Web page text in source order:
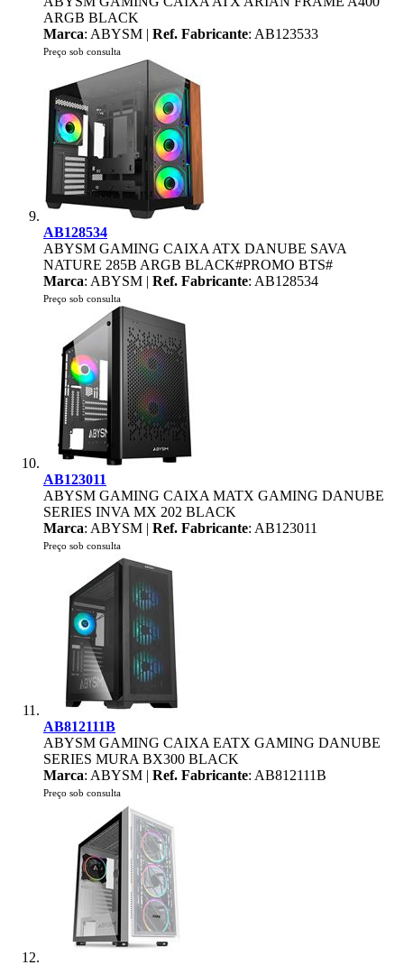
ARGB BLACK
Marca: ABYSM | Ref. Fabricante: AB123533
Preço sob consulta
AB128534
ABYSM GAMING CAIXA ATX DANUBE SAVA
NATURE 285B ARGB BLACK#PROMO BTS#
Marca: ABYSM | Ref. Fabricante: AB128534
Preço sob consulta
AB123011
ABYSM GAMING CAIXA MATX GAMING DANUBE
SERIES INVA MX 202 BLACK
Marca: ABYSM | Ref. Fabricante: AB123011
Preço sob consulta
AB812111B
ABYSM GAMING CAIXA EATX GAMING DANUBE
SERIES MURA BX300 BLACK
Marca: ABYSM | Ref. Fabricante: AB812111B
Preço sob consulta